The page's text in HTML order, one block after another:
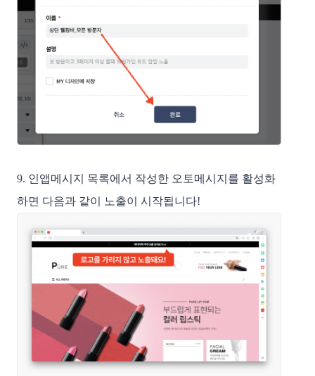
9. 인앱메시지 목록에서 작성한 오토메시지를 활성화
하면 다음과 같이 노출이 시작됩니다!